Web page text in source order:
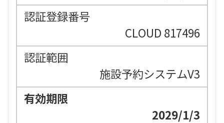
CLOUD 817496
施設予約システムV3
2029/1/3